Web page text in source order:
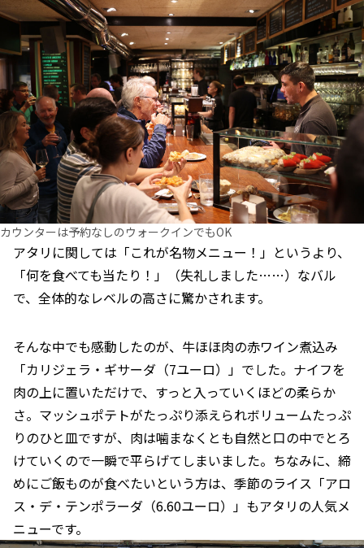
カウンターは予約なしのウォークインでもOK
アタリに関しては「これが名物メニュー！」というより、
「何を食べても当たり！」（失礼しました……）なバル
で、全体的なレベルの高さに驚かされます。
そんな中でも感動したのが、牛ほほ肉の赤ワイン煮込み
「カリジェラ・ギサーダ（7ユーロ）」でした。ナイフを
肉の上に置いただけで、すっと入っていくほどの柔らか
さ。マッシュポテトがたっぷり添えられボリュームたっぷ
りのひと皿ですが、肉は噛まなくとも自然と口の中でとろ
けていくので一瞬で平らげてしまいました。ちなみに、締
めにご飯ものが食べたいという方は、季節のライス「アロ
ス・デ・テンポラーダ（6.60ユーロ）」もアタリの人気メ
ニューです。